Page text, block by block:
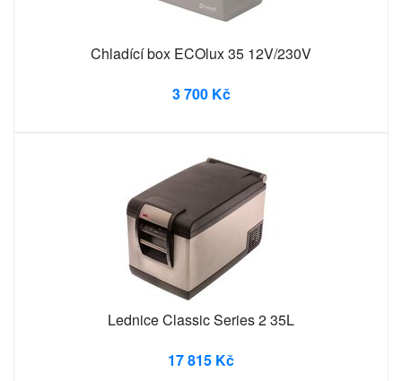
Chladící box ECOlux 35 12V/230V
3 700 Kč
Lednice Classic Series 2 35L
17 815 Kč